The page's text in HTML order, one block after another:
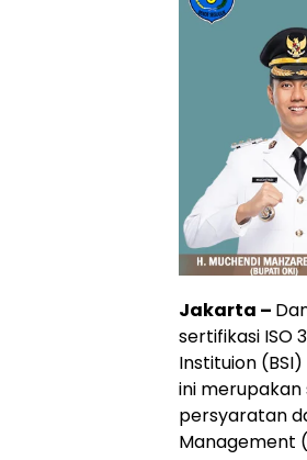
Jakarta –
sertifikasi ISO
Instituion
ini
persyaratan
Management